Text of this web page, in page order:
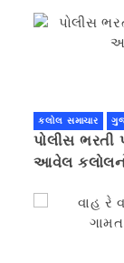
કલોલ સમાચાર
પોલીસ ભરતી
આવેલ